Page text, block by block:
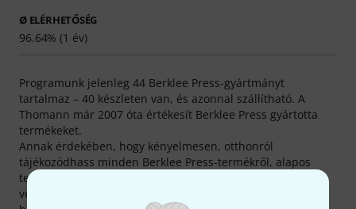
Ø ELÉRHETŐSÉG
96.64% (1 év)
Programunk jelenleg 44 Berklee Press-gyártmányt
tartalmaz – 40 készleten van, és azonnal szállítható. A
Thomann már 2007 óta értékesít Berklee Press gyártotta
termékeket.
Annak érdekében, hogy kényelmesen, otthonról
tájékozódhass minden Berklee Press-termékről, alapos
termékleírásaink mellett még 827 médiatartalom, teszt és
vélemény található az összes Berklee Press gyártotta